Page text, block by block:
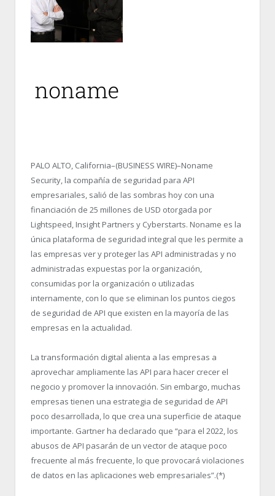
PALO ALTO, California–(BUSINESS WIRE)–Noname
Security, la compañía de seguridad para API
empresariales, salió de las sombras hoy con una
financiación de 25 millones de USD otorgada por
Lightspeed, Insight Partners y Cyberstarts. Noname es la
única plataforma de seguridad integral que les permite a
las empresas ver y proteger las API administradas y no
administradas expuestas por la organización,
consumidas por la organización o utilizadas
internamente, con lo que se eliminan los puntos ciegos
de seguridad de API que existen en la mayoría de las
empresas en la actualidad.
La transformación digital alienta a las empresas a
aprovechar ampliamente las API para hacer crecer el
negocio y promover la innovación. Sin embargo, muchas
empresas tienen una estrategia de seguridad de API
poco desarrollada, lo que crea una superficie de ataque
importante. Gartner ha declarado que “para el 2022, los
abusos de API pasarán de un vector de ataque poco
frecuente al más frecuente, lo que provocará violaciones
de datos en las aplicaciones web empresariales”.(*)